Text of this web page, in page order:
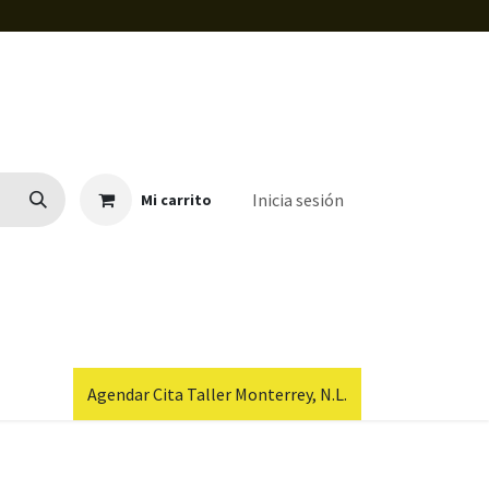
Mi carrito Inicia sesión
Agendar Cita Taller Monterrey, N.L.